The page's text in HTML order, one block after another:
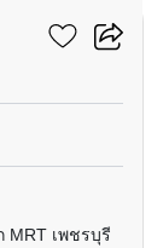
MRT เพชรบุรี